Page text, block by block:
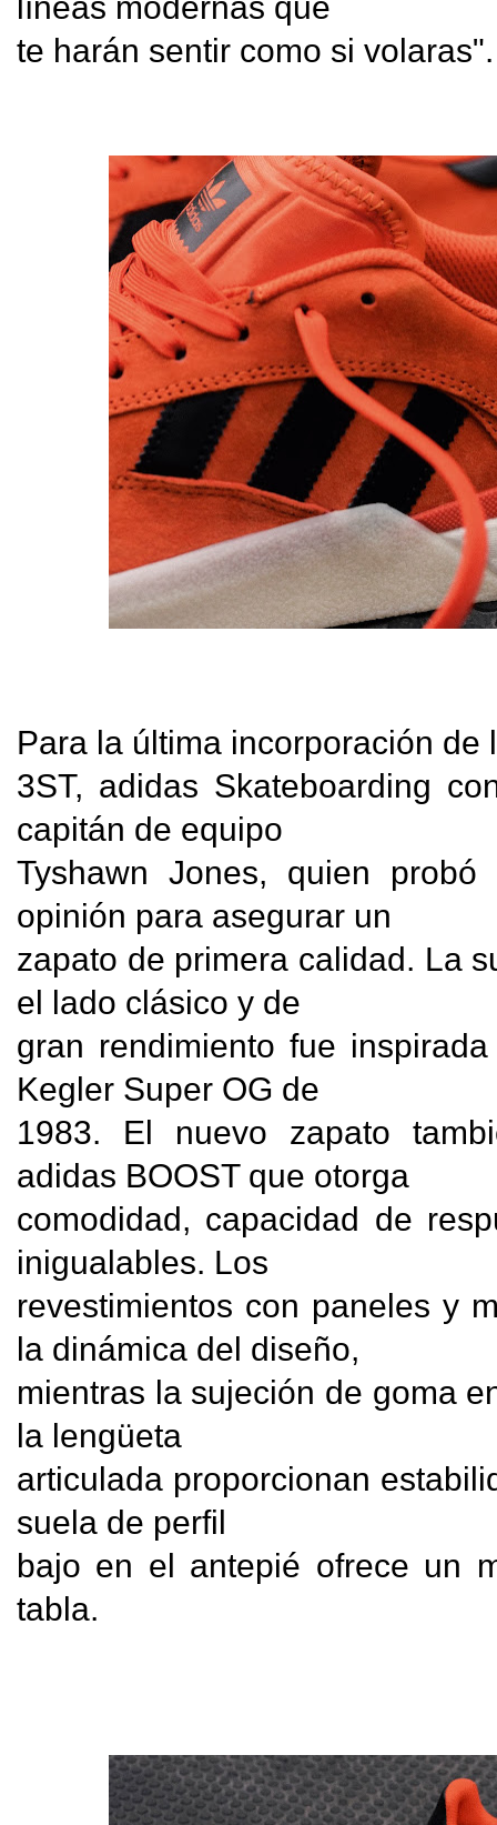
te harán sentir como si volaras".
Para la última incorporación de
3ST, adidas Skateboarding
capitán de equipo
Tyshawn Jones, quien
opinión para asegurar un
zapato de primera calidad. La
el lado clásico y de
gran rendimiento fue
Kegler Super OG de
1983. El nuevo zapato
adidas BOOST que otorga
comodidad, capacidad de
inigualables. Los
revestimientos con paneles y
la dinámica del diseño,
mientras la sujeción de goma
la lengüeta
articulada proporcionan
suela de perfil
bajo en el antepié ofrece un
tabla.